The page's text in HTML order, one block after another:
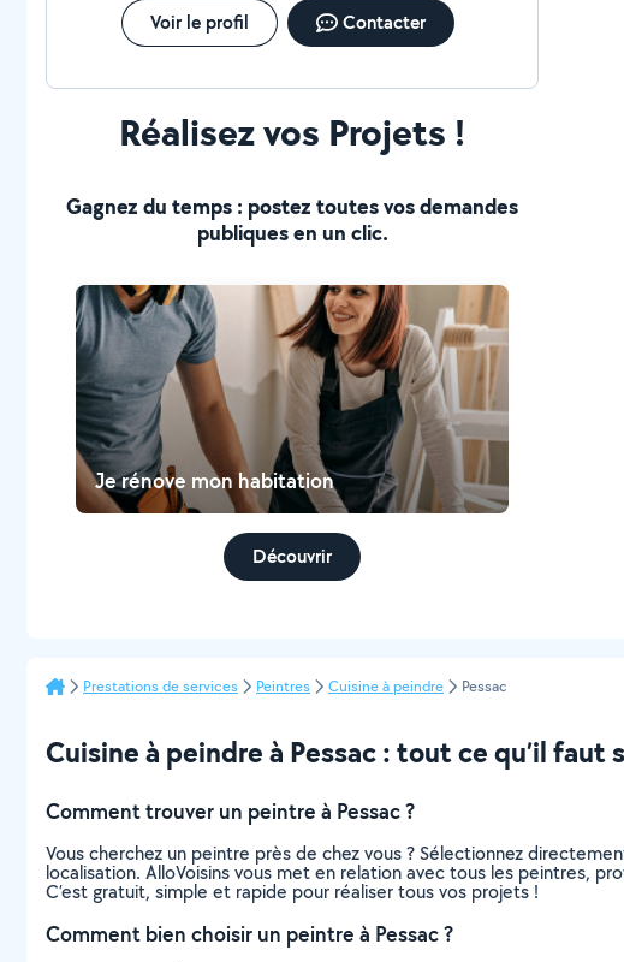
Voir le profil Contacter
Réalisez vos Projets !
Gagnez du temps : postez toutes vos demandes
publiques en un clic.
Je rénove mon habitation
Découvrir
Prestations de services Peintres Cuisine à peindre Pessac
Cuisine à peindre à Pessac : tout ce qu’il faut
Comment trouver un peintre à Pessac ?
Vous cherchez un peintre près de chez vous ? Sélectionnez
localisation. AlloVoisins vous met en relation avec tous les peintres,
C’est gratuit, simple et rapide pour réaliser tous vos projets !
Comment bien choisir un peintre à Pessac ?